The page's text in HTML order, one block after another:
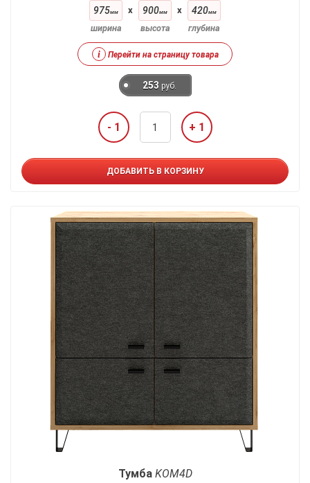
975мм
ширина
x 900мм
высота
x 420мм
глубина
i Перейти на страницу товара
253 руб.
- 1 + 1
ДОБАВИТЬ В КОРЗИНУ
Тумба KOM4D